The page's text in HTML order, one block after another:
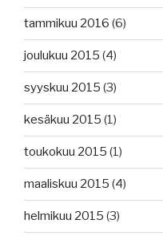
tammikuu 2016 (6)
joulukuu 2015 (4)
syyskuu 2015 (3)
kesäkuu 2015 (1)
toukokuu 2015 (1)
maaliskuu 2015 (4)
helmikuu 2015 (3)